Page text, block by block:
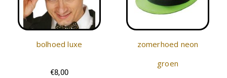
bolhoed luxe
€8,00
zomerhoed neon
groen